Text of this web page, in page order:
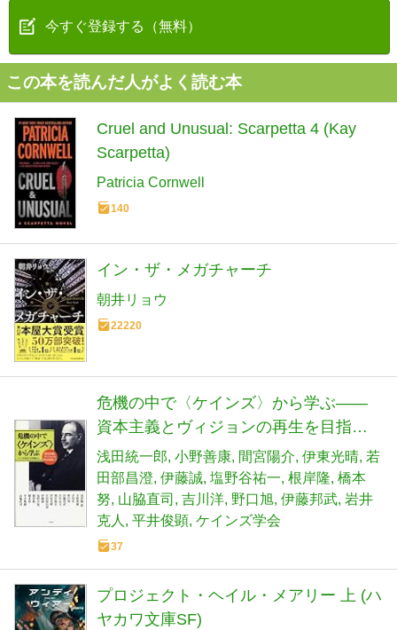
今すぐ登録する（無料）
この本を読んだ人がよく読む本
Cruel and Unusual: Scarpetta 4 (Kay
Scarpetta)
Patricia Cornwell
140
イン・ザ・メガチャーチ
朝井リョウ
22220
危機の中で〈ケインズ〉から学ぶ――
資本主義とヴィジョンの再生を目指し
て
浅田統一郎 小野善康 間宮陽介 伊東光晴 若
田部昌澄 伊藤誠 塩野谷祐一 根岸隆 橋本
努 山脇直司 吉川洋 野口旭 伊藤邦武 岩井
克人
平井俊顕 ケインズ学会
37
プロジェクト・ヘイル・メアリー 上 (ハ
ヤカワ文庫SF)